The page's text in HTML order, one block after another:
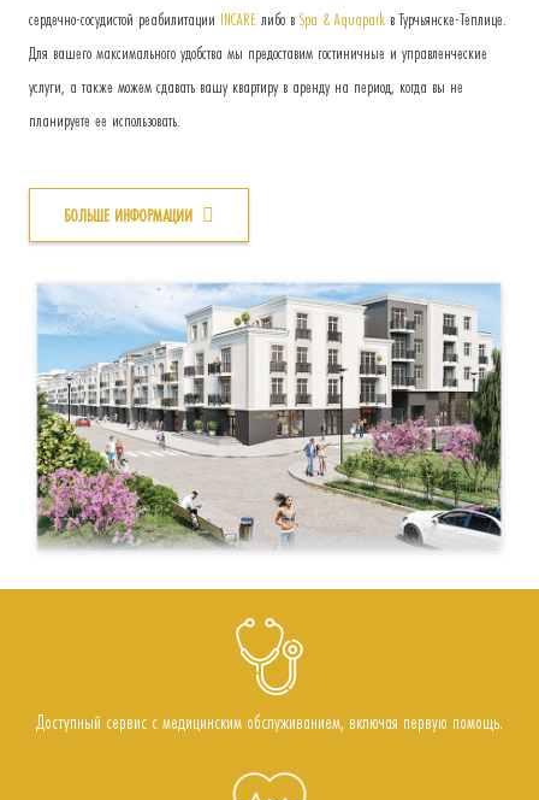
сердечно-сосудистой реабилитации INCARE либо в Spa & Aquapark в Турчьянске-Теплице.
Для вашего максимального удобства мы предоставим гостиничные и управленческие
услуги, а также можем сдавать вашу квартиру в аренду на период, когда вы не
планируете ее использовать.
БОЛЬШЕ ИНФОРМАЦИИ
Доступный сервис с медицинским обслуживанием, включая первую помощь.